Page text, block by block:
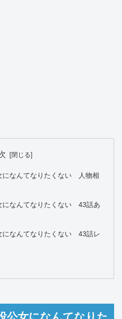
になんてなりたくない 人物相
になんてなりたくない 43話あ
になんてなりたくない 43話レ